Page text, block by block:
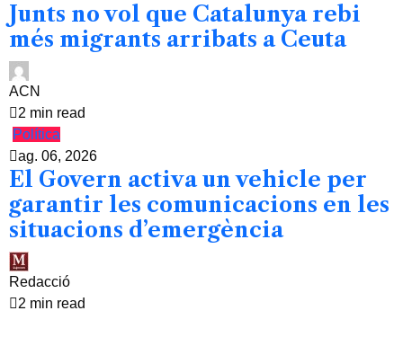
Junts no vol que Catalunya rebi
més migrants arribats a Ceuta
ACN
2 min read
Política
ag. 06, 2026
El Govern activa un vehicle per
garantir les comunicacions en les
situacions d’emergència
Redacció
2 min read